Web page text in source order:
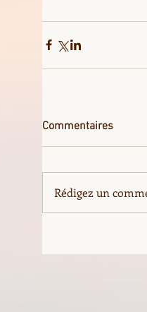
Commentaires
Rédigez un